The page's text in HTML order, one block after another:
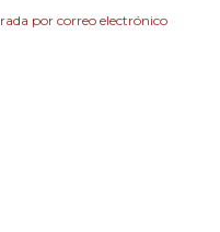
por correo electrónico